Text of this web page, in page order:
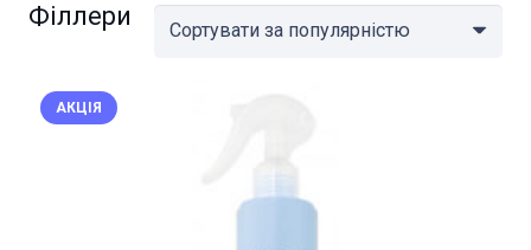
Філлери
АКЦІЯ